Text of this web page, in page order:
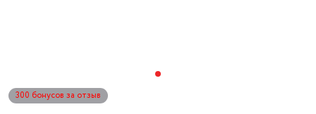
300 бонусов за отзыв